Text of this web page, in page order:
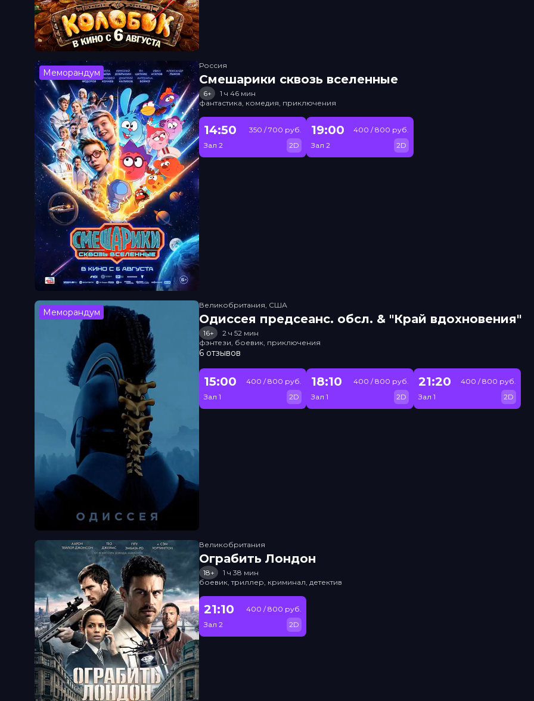
Меморандум
Россия
Смешарики сквозь вселенные
6+
1 ч 46 мин
фантастика, комедия, приключения
14:50
Зал 2
350 / 700 руб.
2D
19:00
Зал 2
400 / 800 руб.
2D
Меморандум
Великобритания, США
Одиссея прeдсeанc. обсл. & "Край вдохновения"
16+
2 ч 52 мин
фэнтези, боевик, приключения
6 отзывов
15:00
Зал 1
400 / 800 руб.
2D
18:10
Зал 1
400 / 800 руб.
2D
21:20
Зал 1
400 / 800 руб.
2D
Великобритания
Ограбить Лондон
18+
1 ч 38 мин
боевик, триллер, криминал, детектив
21:10
Зал 2
400 / 800 руб.
2D